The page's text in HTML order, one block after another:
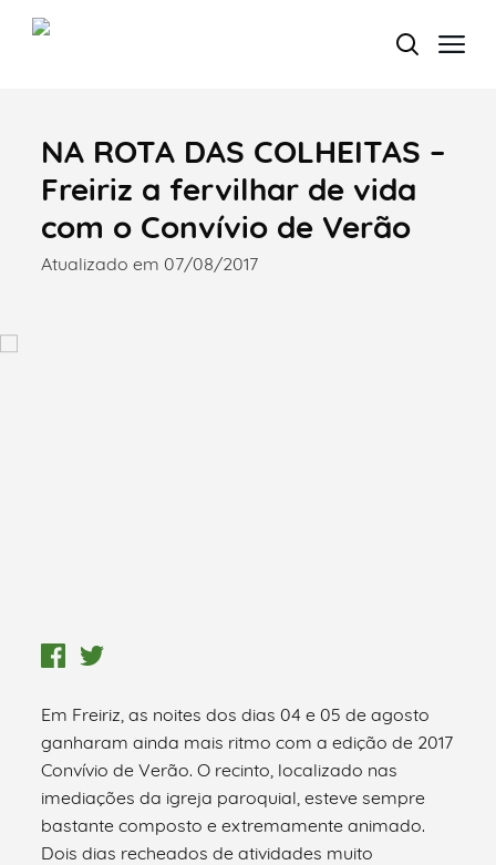
Termo de Pesquisa
NA ROTA DAS COLHEITAS –
Freiriz a fervilhar de vida
com o Convívio de Verão
Atualizado em 07/08/2017
Em Freiriz, as noites dos dias 04 e 05 de agosto
ganharam ainda mais ritmo com a edição de 2017
Convívio de Verão. O recinto, localizado nas
imediações da igreja paroquial, esteve sempre
bastante composto e extremamente animado.
Dois dias recheados de atividades muito